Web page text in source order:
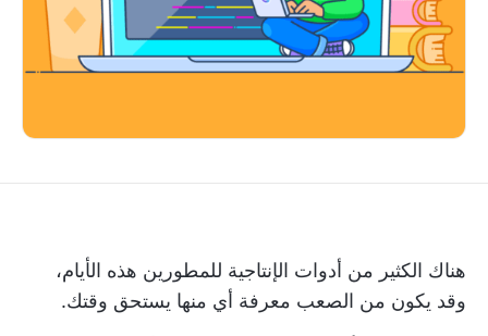
هناك الكثير من أدوات الإنتاجية للمطورين هذه الأيام،
وقد يكون من الصعب معرفة أي منها يستحق وقتك.